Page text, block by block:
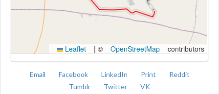
Leaflet | © OpenStreetMap contributors
Email Facebook LinkedIn Print
Reddit
Tumblr
Twitter VK